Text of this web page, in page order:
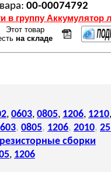
00-00074792
в группу Аккумулятор
Этот товар
на складе
, 0603, 0805, 1206, 1210,
, 0805, 1206, 2010,
резисторные сборки
, 1206